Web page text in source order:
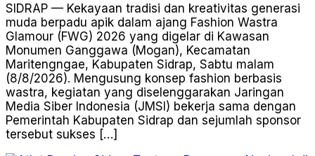
SIDRAP — Kekayaan tradisi dan kreativitas generasi
muda berpadu apik dalam ajang Fashion Wastra
Glamour (FWG) 2026 yang digelar di Kawasan
Monumen Ganggawa (Mogan), Kecamatan
Maritengngae, Kabupaten Sidrap, Sabtu malam
(8/8/2026). Mengusung konsep fashion berbasis
wastra, kegiatan yang diselenggarakan Jaringan
Media Siber Indonesia (JMSI) bekerja sama dengan
Pemerintah Kabupaten Sidrap dan sejumlah sponsor
tersebut sukses […]